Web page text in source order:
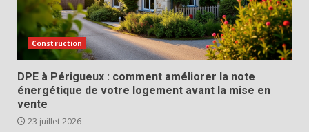
Construction
DPE à Périgueux : comment améliorer la note
énergétique de votre logement avant la mise en
vente
23 juillet 2026